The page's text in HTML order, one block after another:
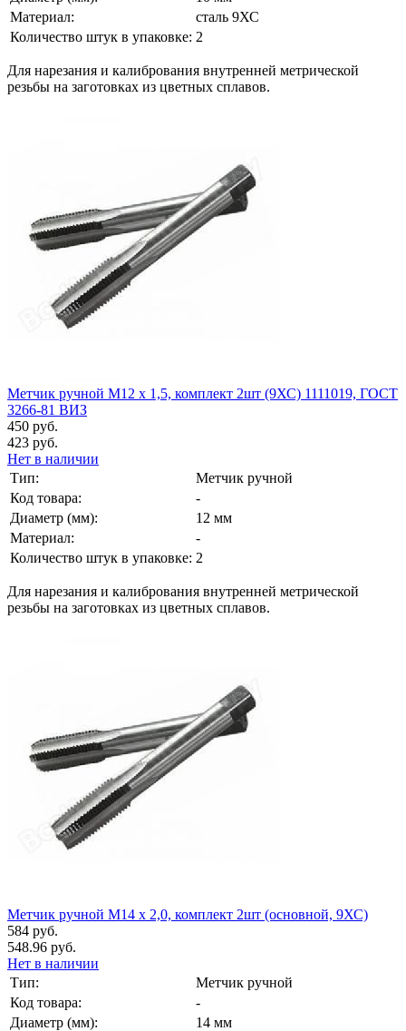
Материал:
сталь 9ХС
Количество штук в упаковке: 2
Для нарезания и калибрования внутренней метрической
резьбы на заготовках из цветных сплавов.
Метчик ручной М12 х 1,5, комплект 2шт (9ХС) 1111019, ГОСТ
3266-81 ВИЗ
450 руб.
423 руб.
Нет в наличии
Тип:
Метчик ручной
Код товара:
-
Диаметр (мм):
12 мм
Материал:
-
Количество штук в упаковке: 2
Для нарезания и калибрования внутренней метрической
резьбы на заготовках из цветных сплавов.
Метчик ручной М14 х 2,0, комплект 2шт (основной, 9ХС)
584 руб.
548.96 руб.
Нет в наличии
Тип:
Метчик ручной
Код товара:
-
Диаметр (мм):
14 мм